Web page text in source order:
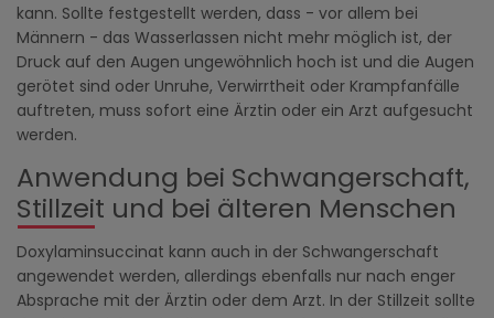
kann. Sollte festgestellt werden, dass - vor allem bei
Männern - das Wasserlassen nicht mehr möglich ist, der
Druck auf den Augen ungewöhnlich hoch ist und die Augen
gerötet sind oder Unruhe, Verwirrtheit oder Krampfanfälle
auftreten, muss sofort eine Ärztin oder ein Arzt aufgesucht
werden.
Anwendung bei Schwangerschaft,
Stillzeit und bei älteren Menschen
Doxylaminsuccinat kann auch in der Schwangerschaft
angewendet werden, allerdings ebenfalls nur nach enger
Absprache mit der Ärztin oder dem Arzt. In der Stillzeit sollte